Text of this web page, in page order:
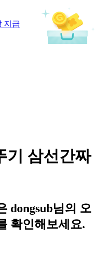
지급
기 삼선간짜
dongsub님의 오
확인해보세요.